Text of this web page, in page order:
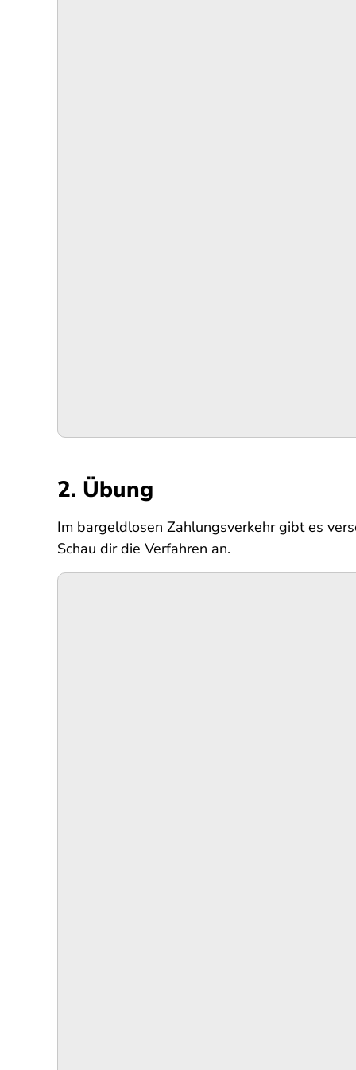
2. Übung
Im bargeldlosen Zahlungsverkehr gibt es
Schau dir die Verfahren an.
SPA